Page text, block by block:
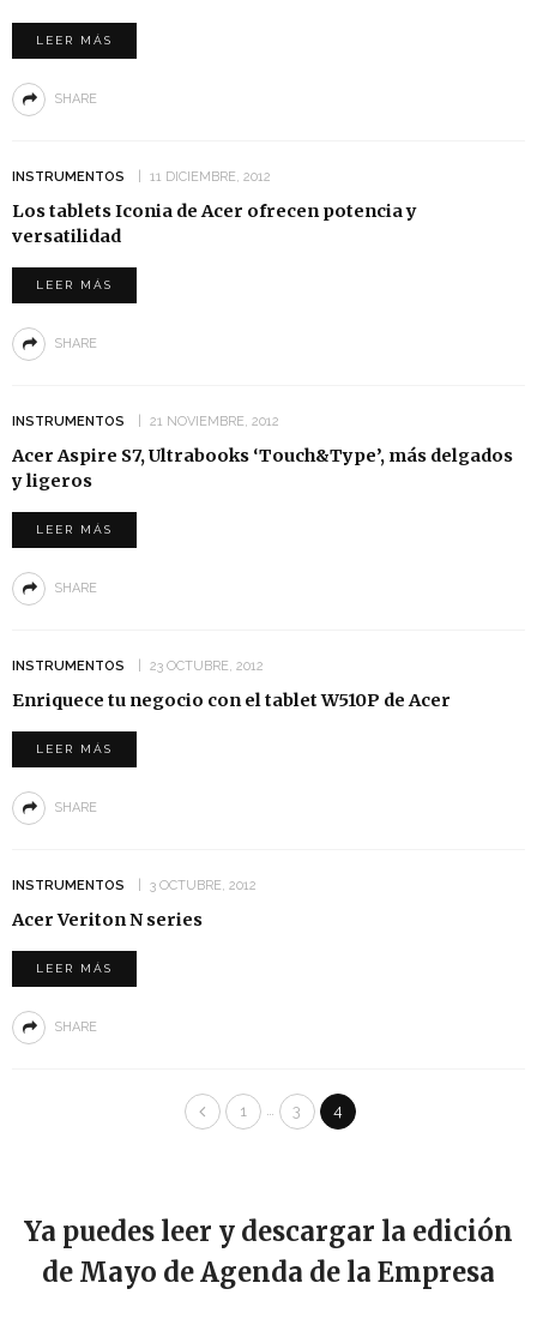
LEER MÁS
SHARE
INSTRUMENTOS 11 DICIEMBRE, 2012
Los tablets Iconia de Acer ofrecen potencia y
versatilidad
LEER MÁS
SHARE
INSTRUMENTOS 21 NOVIEMBRE, 2012
Acer Aspire S7, Ultrabooks ‘Touch&Type’, más delgados
y ligeros
LEER MÁS
SHARE
INSTRUMENTOS 23 OCTUBRE, 2012
Enriquece tu negocio con el tablet W510P de Acer
LEER MÁS
SHARE
INSTRUMENTOS 3 OCTUBRE, 2012
Acer Veriton N series
LEER MÁS
SHARE
1 … 3 4
Ya puedes leer y descargar la edición
de Mayo de Agenda de la Empresa